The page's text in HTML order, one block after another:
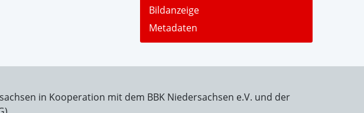
Bildanzeige
Metadaten
in Kooperation mit dem BBK Niedersachsen e.V. und der